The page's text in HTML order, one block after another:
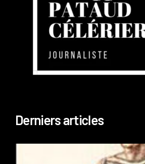
Derniers articles